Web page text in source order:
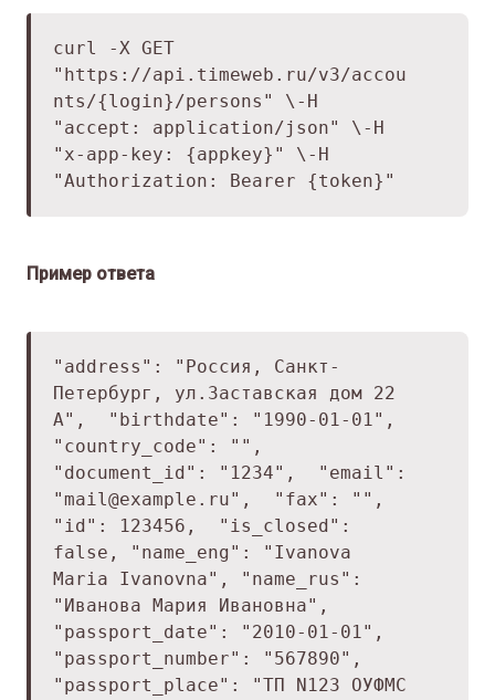
curl -X GET
" https://api.timeweb.ru/v3/accou
nts/{login}/persons" \ -H
"accept: application/json" \ -H
"x-app-key: {appkey}" \ -H
"Authorization: Bearer {token}"
Пример ответа
"address": "Россия, Санкт-
Петербург, ул.Заставская дом 22
А",
"birthdate": "1990-01-01",
"country_code": "",
"document_id": "1234",
"email":
"mail@example.ru",
"fax": "",
"id": 123456,
"is_closed":
false,
"name_eng": "Ivanova
Maria Ivanovna",
"name_rus":
"Иванова Мария Ивановна",
"passport_date": "2010-01-01",
"passport_number": "567890",
"passport_place": "ТП N123 ОУФМС